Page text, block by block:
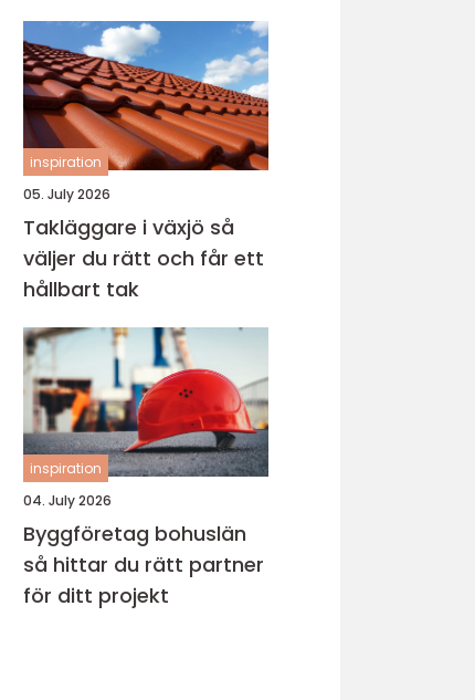
inspiration
05. July 2026
Takläggare i växjö så
väljer du rätt och får ett
hållbart tak
inspiration
04. July 2026
Byggföretag bohuslän
så hittar du rätt partner
för ditt projekt